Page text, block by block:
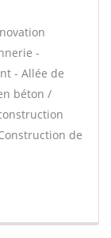
-
- Allée de
béton /
de